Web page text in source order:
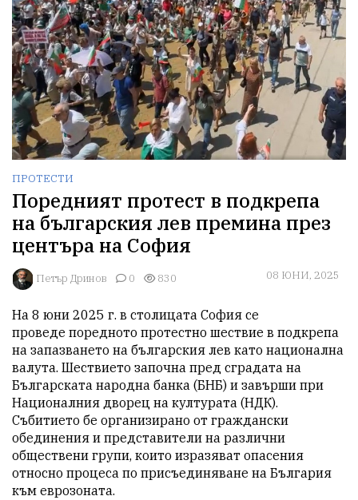
ПРОТЕСТИ
Поредният протест в подкрепа
на българския лев премина през
центъра на София
Петър Дринов 0 830 08 ЮНИ, 2025
На 8 юни 2025 г. в столицата София се
проведе поредното протестно шествие в подкрепа
на запазването на българския лев като национална
валута. Шествието започна пред сградата на
Българската народна банка (БНБ) и завърши при
Националния дворец на културата (НДК).
Събитието бе организирано от граждански
обединения и представители на различни
обществени групи, които изразяват опасения
относно процеса по присъединяване на България
към еврозоната.